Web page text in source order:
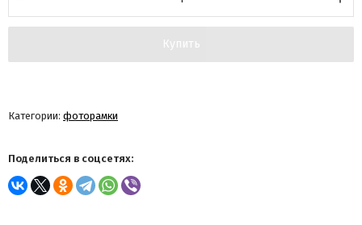
Купить
Категории: фоторамки
Поделиться в соцсетях: